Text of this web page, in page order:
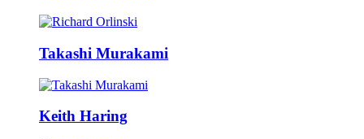
Takashi Murakami
Keith Haring